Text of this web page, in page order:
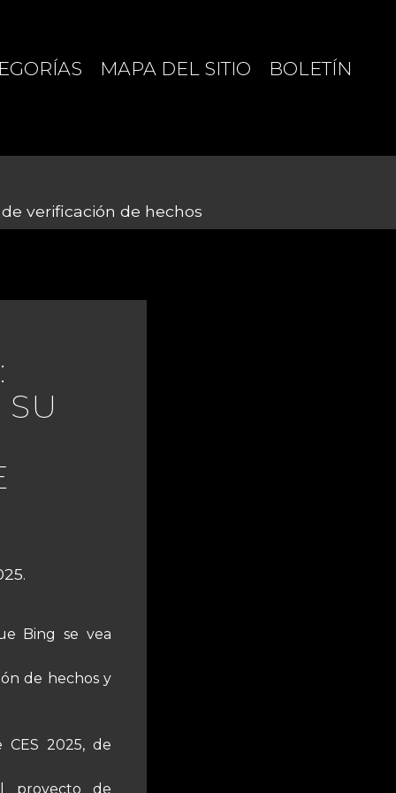
MAPA DEL SITIO BOLETÍN
verificación de hechos
Bing se vea
de hechos y
CES 2025, de
proyecto de